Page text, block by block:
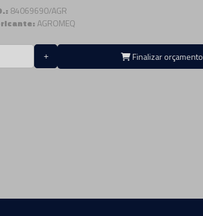
84069690/AGR
AGROMEQ
Finalizar orçamento